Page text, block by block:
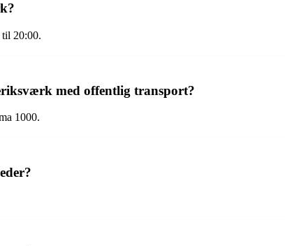
20:00.
med offentlig transport?
1000.